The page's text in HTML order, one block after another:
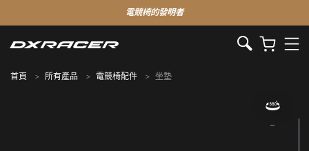
電競椅的發明者
首頁 所有產品 電競椅配件 坐墊